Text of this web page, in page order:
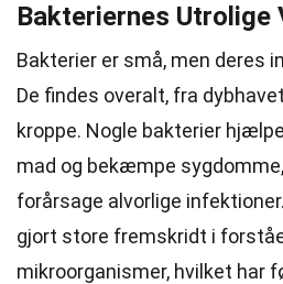
Bakteriernes Utrolige
Bakterier er små, men deres
De findes overalt, fra
kroppe. Nogle bakterier
mad og bekæmpe
forårsage alvorlige
gjort store fremskridt i
mikroorganismer, hvilket har